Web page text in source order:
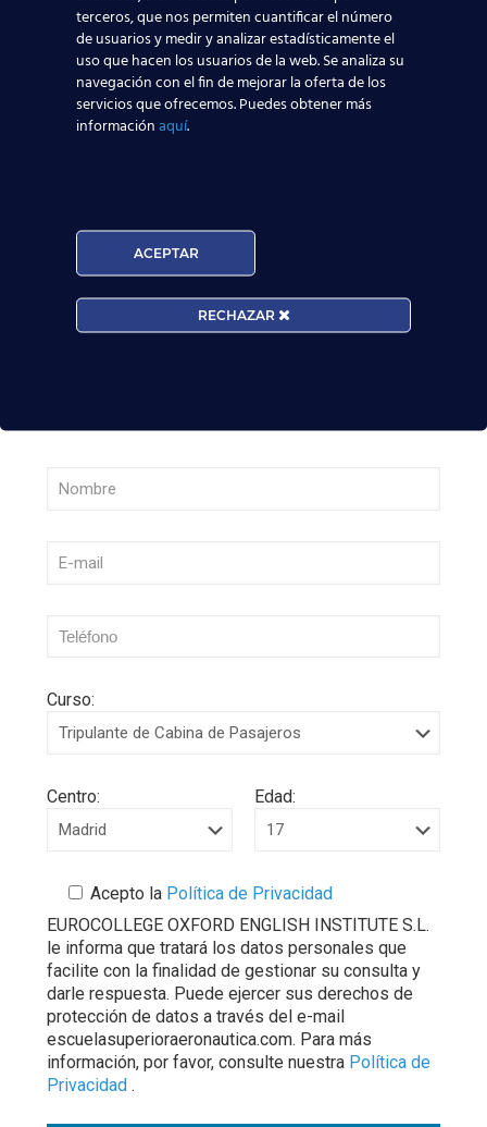
Leer más
Madrid-Barajas supera los 6 millones de
pasajeros junio: qué significa para quienes
¡Últimas plazas! Nuevo Curso TCP en Madrid
– Tercer cuatrimestre 2026
Curso:
Centro: Edad:
Acepto la Política de Privacidad
EUROCOLLEGE OXFORD ENGLISH INSTITUTE S.L.
le informa que tratará los datos personales que
facilite con la finalidad de gestionar su consulta y
darle respuesta. Puede ejercer sus derechos de
protección de datos a través del e-mail
escuelasuperioraeronautica.com. Para más
información, por favor, consulte nuestra Política de
Privacidad .
terceros, que nos permiten cuantificar el número
de usuarios y medir y analizar estadísticamente el
uso que hacen los usuarios de la web. Se analiza su
navegación con el fin de mejorar la oferta de los
servicios que ofrecemos. Puedes obtener más
informaciónaquí.
ACEPTAR
RECHAZAR